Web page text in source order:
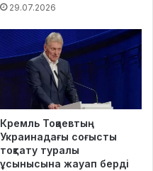
29.07.2026
Кремль Тоқаевтың
Украинадағы соғысты
тоқтату туралы
ұсынысына жауап берді